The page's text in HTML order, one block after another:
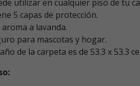
utilizar en cualquier piso de tu
5 capas de protección.
aroma a lavanda.
para mascotas y hogar.
de la carpeta es de 53.3 x 53.3